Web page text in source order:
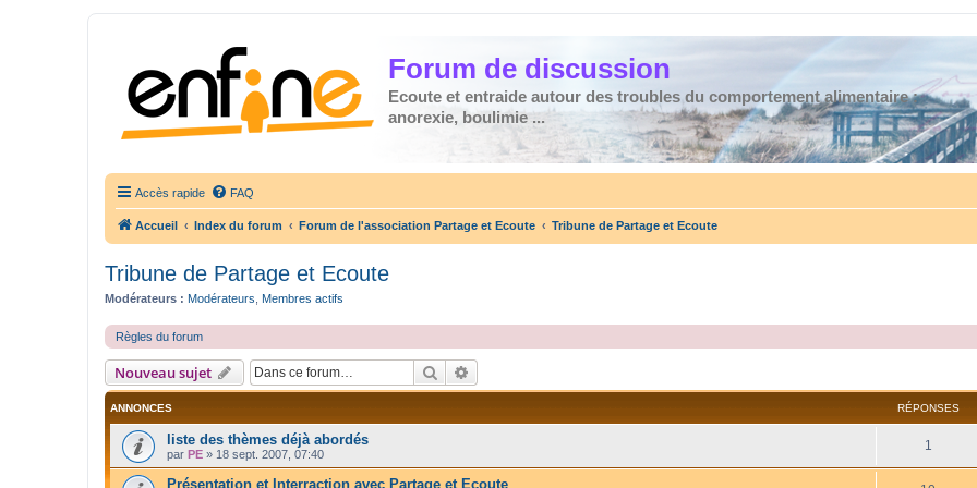
Forum de discussion
Ecoute et entraide autour des troubles du comportement alimentaire :
anorexie, boulimie ...
Accès rapide FAQ
Accueil Index du forum Forum de l'association Partage et Ecoute Tribune de Partage et Ecoute
Tribune de Partage et Ecoute
Modérateurs : Modérateurs Membres actifs
Règles du forum
Nouveau sujet Rechercher
ANNONCES RÉPONSES
liste des thèmes déjà abordés
par PE » 18 sept. 2007, 07:40
1
Présentation et Interraction avec Partage et Ecoute